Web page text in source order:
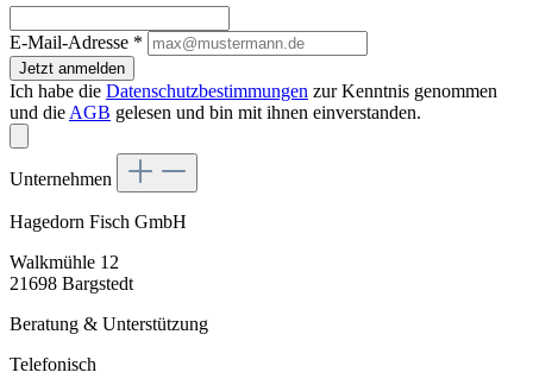
E-Mail-Adresse *
Jetzt anmelden
Ich habe die Datenschutzbestimmungen zur Kenntnis genommen
und die AGB gelesen und bin mit ihnen einverstanden.
Unternehmen
Hagedorn Fisch GmbH
Walkmühle 12
21698 Bargstedt
Beratung & Unterstützung
Telefonisch